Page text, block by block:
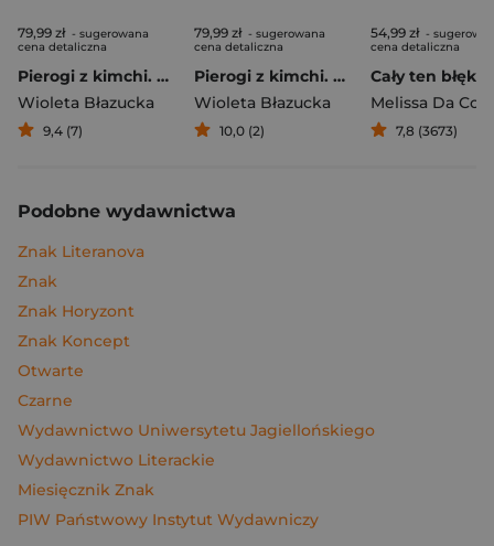
79,99 zł - sugerowana
cena detaliczna
Pierogi z kimchi. Moje ulubione azjatyckie przepisy
Wioleta Błazucka
9,4 (7)
79,99 zł - sugerowana
cena detaliczna
Pierogi z kimchi. Moje ulubione azjatyckie przepisy - książka z autografem
Wioleta Błazucka
10,0 (2)
54,99 zł -
cena detaliczna
Cały ten błękit
Melissa Da
7,8 (3673)
Podobne wydawnictwa
Znak Literanova
Znak
Znak Horyzont
Znak Koncept
Otwarte
Czarne
Wydawnictwo Uniwersytetu Jagiellońskiego
Wydawnictwo Literackie
Miesięcznik Znak
PIW Państwowy Instytut Wydawniczy